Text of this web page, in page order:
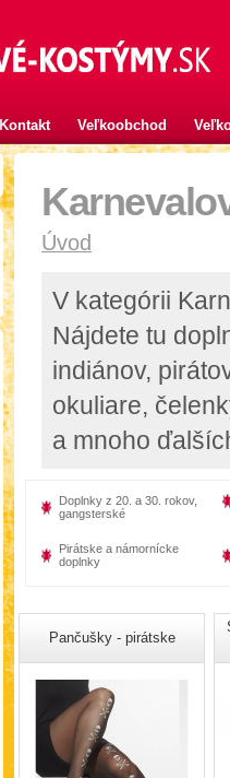
Kontakt Veľkoobchod
Úvod
V kategórii
Nájdete tu
indiánov,
okuliare,
a mnoho
Doplnky z 20. a 30. rokov,
gangsterské
Pirátske a námornícke
doplnky
Pančušky - pirátske